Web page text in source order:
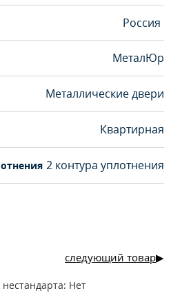
Россия
МеталЮр
Металлические двери
Квартирная
2 контура уплотнения
следующий товар
Нет